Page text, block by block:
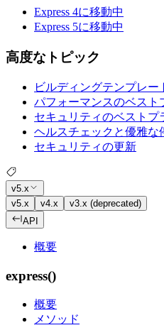
Express 4に移動中
Express 5に移動中
高度なトピック
ビルディングテンプレー
パフォーマンスのベスト
セキュリティのベストプ
ヘルスチェックと優雅な
セキュリティの更新
v5.x
v5.x
v4.x
v3.x (deprecated)
API
概要
express()
概要
メソッド